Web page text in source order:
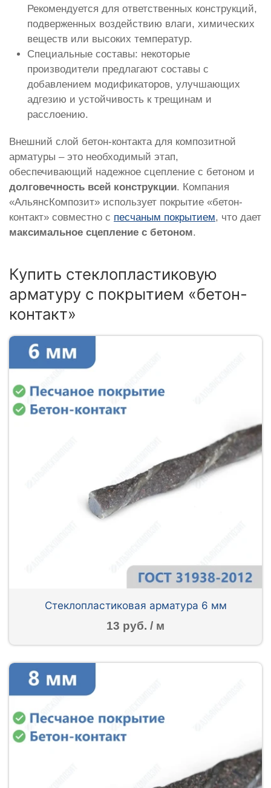
Рекомендуется для ответственных конструкций,
подверженных воздействию влаги, химических
веществ или высоких температур.
Специальные составы: некоторые
производители предлагают составы с
добавлением модификаторов, улучшающих
адгезию и устойчивость к трещинам и
расслоению.
Внешний слой бетон-контакта для композитной
арматуры – это необходимый этап,
обеспечивающий надежное сцепление с бетоном и
долговечность всей конструкции. Компания
«АльянсКомпозит» использует покрытие «бетон-
контакт» совместно с песчаным покрытием, что дает
максимальное сцепление с бетоном.
Купить стеклопластиковую
арматуру с покрытием «бетон-
контакт»
Стеклопластиковая арматура 6 мм
13 руб. / м